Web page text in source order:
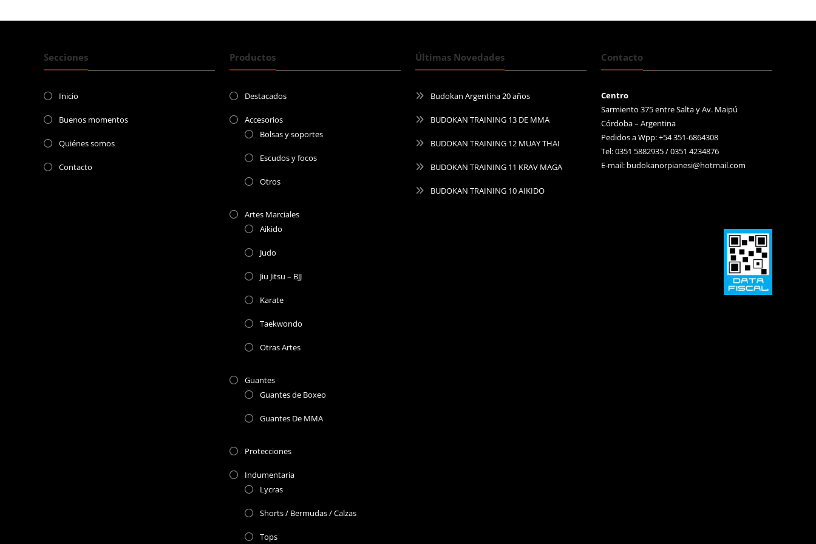
Secciones
Inicio
Buenos momentos
Quiénes somos
Contacto
Productos
Destacados
Accesorios
Bolsas y soportes
Escudos y focos
Otros
Artes Marciales
Aikido
Judo
Jiu Jitsu – BJJ
Karate
Taekwondo
Otras Artes
Guantes
Guantes de Boxeo
Guantes De MMA
Protecciones
Indumentaria
Lycras
Shorts / Bermudas / Calzas
Tops
Últimas Novedades
Budokan Argentina 20 años
BUDOKAN TRAINING 13 DE MMA
BUDOKAN TRAINING 12 MUAY THAI
BUDOKAN TRAINING 11 KRAV MAGA
BUDOKAN TRAINING 10 AIKIDO
Contacto
Centro
Sarmiento 375 entre Salta y Av. Maipú
Córdoba – Argentina
Pedidos a Wpp: +54 351-6864308
Tel: 0351 5882935 / 0351 4234876
E-mail: budokanorpianesi@hotmail.com